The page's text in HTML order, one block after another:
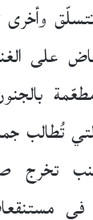
على
تُطالب
تخرج